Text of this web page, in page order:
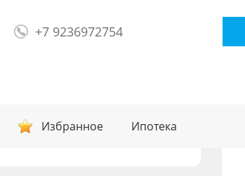
+7 9236972754
Избранное Ипотека